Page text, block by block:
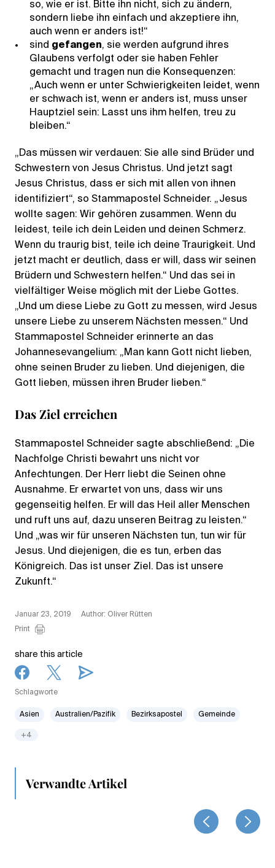
so, wie er ist. Bitte ihn nicht, sich zu ändern,
sondern liebe ihn einfach und akzeptiere ihn,
auch wenn er anders ist!“
sind gefangen, sie werden aufgrund ihres
Glaubens verfolgt oder sie haben Fehler
gemacht und tragen nun die Konsequenzen:
„Auch wenn er unter Schwierigkeiten leidet, wenn
er schwach ist, wenn er anders ist, muss unser
Hauptziel sein: Lasst uns ihm helfen, treu zu
bleiben.“
„Das müssen wir verdauen: Sie alle sind Brüder und
Schwestern von Jesus Christus. Und jetzt sagt
Jesus Christus, dass er sich mit allen von ihnen
identifiziert“, so Stammapostel Schneider. „Jesus
wollte sagen: Wir gehören zusammen. Wenn du
leidest, teile ich dein Leiden und deinen Schmerz.
Wenn du traurig bist, teile ich deine Traurigkeit. Und
jetzt macht er deutlich, dass er will, dass wir seinen
Brüdern und Schwestern helfen.“ Und das sei in
vielfältiger Weise möglich mit der Liebe Gottes.
„Und um diese Liebe zu Gott zu messen, wird Jesus
unsere Liebe zu unserem Nächsten messen.“ Und
Stammapostel Schneider erinnerte an das
Johannesevangelium: „Man kann Gott nicht lieben,
ohne seinen Bruder zu lieben. Und diejenigen, die
Gott lieben, müssen ihren Bruder lieben.“
Das Ziel erreichen
Stammapostel Schneider sagte abschließend: „Die
Nachfolge Christi bewahrt uns nicht vor
Anfechtungen. Der Herr liebt die Seinen ohne
Ausnahme. Er erwartet von uns, dass wir uns
gegenseitig helfen. Er will das Heil aller Menschen
und ruft uns auf, dazu unseren Beitrag zu leisten.“
Und „was wir für unseren Nächsten tun, tun wir für
Jesus. Und diejenigen, die es tun, erben das
Königreich. Das ist unser Ziel. Das ist unsere
Zukunft.“
Januar 23, 2019
Author: Oliver Rütten
Print
share this article
Schlagworte
Asien Australien/Pazifik Bezirksapostel Gemeinde
+4
Verwandte Artikel